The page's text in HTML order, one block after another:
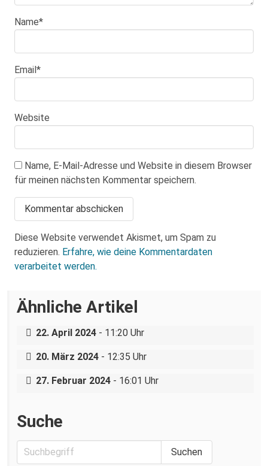
Name*
Email*
Website
Name, E-Mail-Adresse und Website in diesem Browser
für meinen nächsten Kommentar speichern.
Diese Website verwendet Akismet, um Spam zu
reduzieren. Erfahre, wie deine Kommentardaten
verarbeitet werden.
Ähnliche Artikel
Bundespolizei lässt Neonazis ungestört
22. April 2024 - 11:20 Uhr
„Ein Krankenhaus, eine Belegschaft“ –
20. März 2024 - 12:35 Uhr
Das Gewaltmonopol im Kindergarten:
Landesjugendamt will Kinderladen Conni
27. Februar 2024 - 16:01 Uhr
Suche